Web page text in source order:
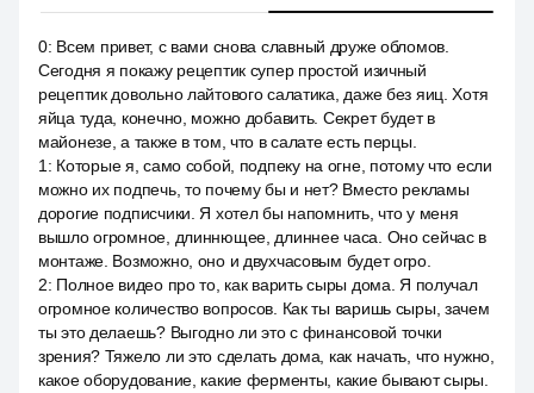
0: Всем привет, с вами снова славный друже обломов.
Сегодня я покажу рецептик супер простой изичный
рецептик довольно лайтового салатика, даже без яиц. Хотя
яйца туда, конечно, можно добавить. Секрет будет в
майонезе, а также в том, что в салате есть перцы.
1 : Которые я, само собой, подпеку на огне, потому что если
можно их подпечь, то почему бы и нет? Вместо рекламы
дорогие подписчики. Я хотел бы напомнить, что у меня
вышло огромное, длиннющее, длиннее часа. Оно сейчас в
монтаже. Возможно, оно и двухчасовым будет огро.
2: Полное видео про то, как варить сыры дома. Я получал
огромное количество вопросов. Как ты варишь сыры, зачем
ты это делаешь? Выгодно ли это с финансовой точки
зрения? Тяжело ли это сделать дома, как начать, что нужно,
какое оборудование, какие ферменты, какие бывают сыры.